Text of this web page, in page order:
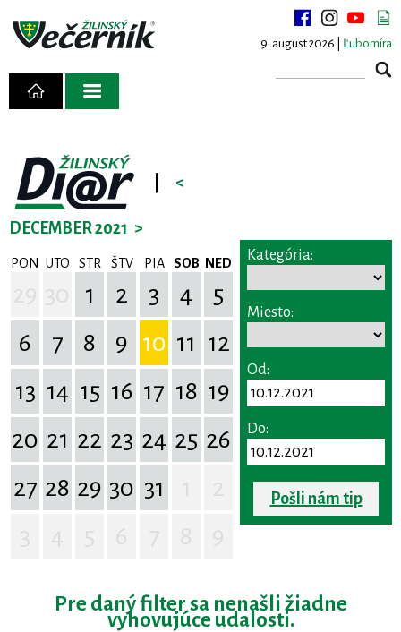
9. august 2026 | Ľubomíra
<
DECEMBER 2021 >
PON UTO STR ŠTV PIA SOB NED
1 2 3 4
5
6
7 8 9 10 11 12
13 14 15 16 17 18 19
20 21 22 23 24 25 26
27 28 29 30 31
Kategória:
Miesto:
Od:
Do:
Pošli nám tip
Pre daný filter sa nenašli žiadne
vyhovujúce udalosti.